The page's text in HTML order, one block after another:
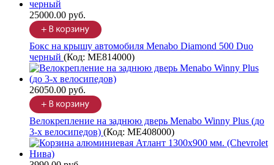
25000.00 руб.
Бокс на крышу автомобиля Menabo Diamond 500 Duo
черный (Код: ME814000)
26050.00 руб.
Велокрепление на заднюю дверь Menabo Winny Plus (до
3-х велосипедов) (Код: ME408000)